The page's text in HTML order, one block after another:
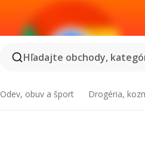
Hľadajte obchody,
Odev, obuv a šport Drogéria,